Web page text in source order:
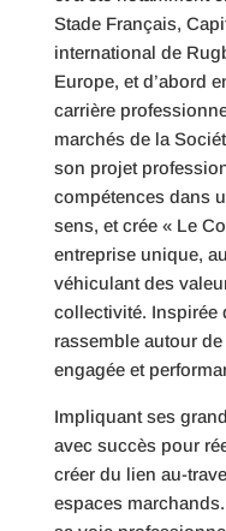
Stade Français,
international de
Europe, et d’abord
carrière
marchés de la
son projet
compétences dans
sens, et crée « Le
entreprise unique,
véhiculant des
collectivité. Inspirée
rassemble autour
engagée et
Impliquant ses
avec succès pour
créer du lien au-
espaces